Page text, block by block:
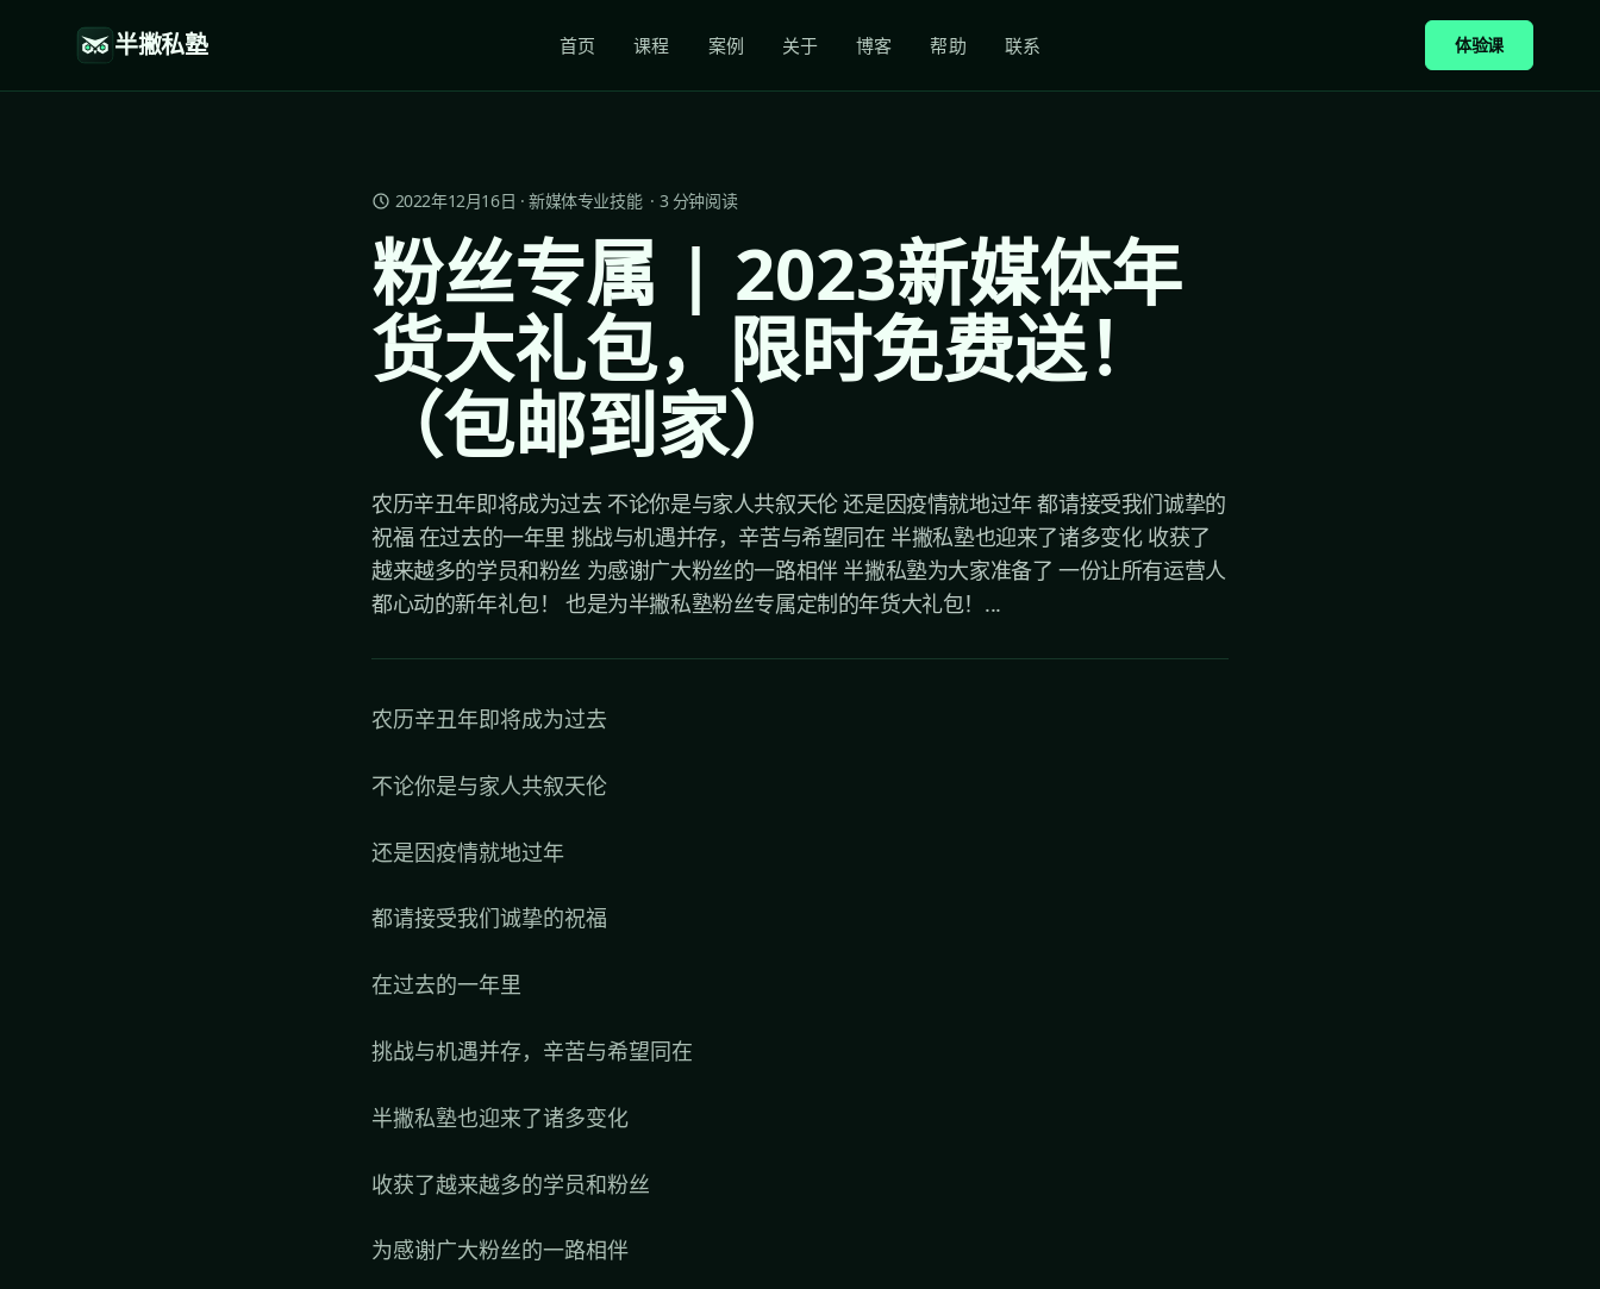
半撇私塾 首页 课程 案例 关于 博客 帮助 联系 体验课
2022年12月16日 ·新媒体专业技能· 3 分钟阅读
粉丝专属 | 2023新媒体年
货大礼包，限时免费送！
（包邮到家）
农历辛丑年即将成为过去 不论你是与家人共叙天伦 还是因疫情就地过年 都请接受我们诚挚的
祝福 在过去的一年里 挑战与机遇并存，辛苦与希望同在 半撇私塾也迎来了诸多变化 收获了
越来越多的学员和粉丝 为感谢广大粉丝的一路相伴 半撇私塾为大家准备了 一份让所有运营人
都心动的新年礼包！ 也是为半撇私塾粉丝专属定制的年货大礼包！...
农历辛丑年即将成为过去
不论你是与家人共叙天伦
还是因疫情就地过年
都请接受我们诚挚的祝福
在过去的一年里
挑战与机遇并存，辛苦与希望同在
半撇私塾也迎来了诸多变化
收获了越来越多的学员和粉丝
为感谢广大粉丝的一路相伴